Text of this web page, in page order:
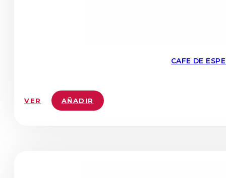
CAFE DE
VER AÑADIR